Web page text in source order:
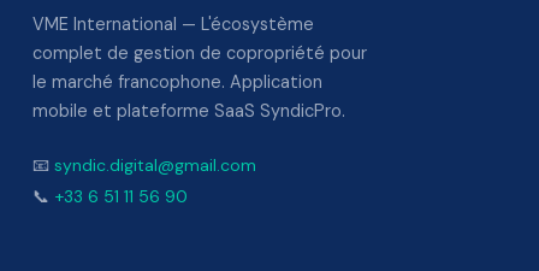
VME International — L'écosystème
complet de gestion de copropriété pour
le marché francophone. Application
mobile et plateforme SaaS SyndicPro.
📧 syndic.digital@gmail.com
📞 +33 6 51 11 56 90